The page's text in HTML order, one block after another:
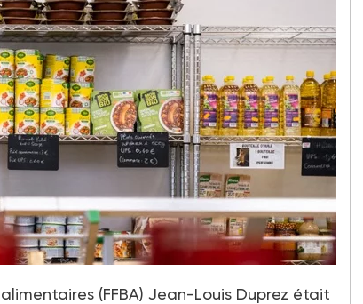
(FFBA) Jean-Louis Duprez était